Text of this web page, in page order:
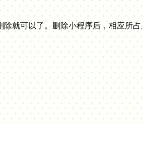
就可以了。删除小程序后，相应所占